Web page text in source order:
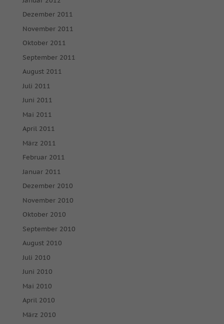
Dezember 2011
November 2011
Oktober 2011
September 2011
August 2011
Juli 2011
Juni 2011
Mai 2011
April 2011
März 2011
Februar 2011
Januar 2011
Dezember 2010
November 2010
Oktober 2010
September 2010
August 2010
Juli 2010
Juni 2010
Mai 2010
April 2010
März 2010
powered by Borlabs Cookie